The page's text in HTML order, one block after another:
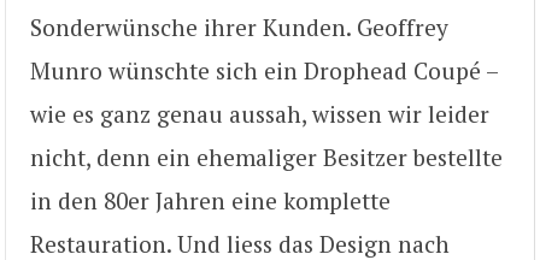
Sonderwünsche ihrer Kunden. Geoffrey
Munro wünschte sich ein Drophead Coupé –
wie es ganz genau aussah, wissen wir leider
nicht, denn ein ehemaliger Besitzer bestellte
in den 80er Jahren eine komplette
Restauration. Und liess das Design nach